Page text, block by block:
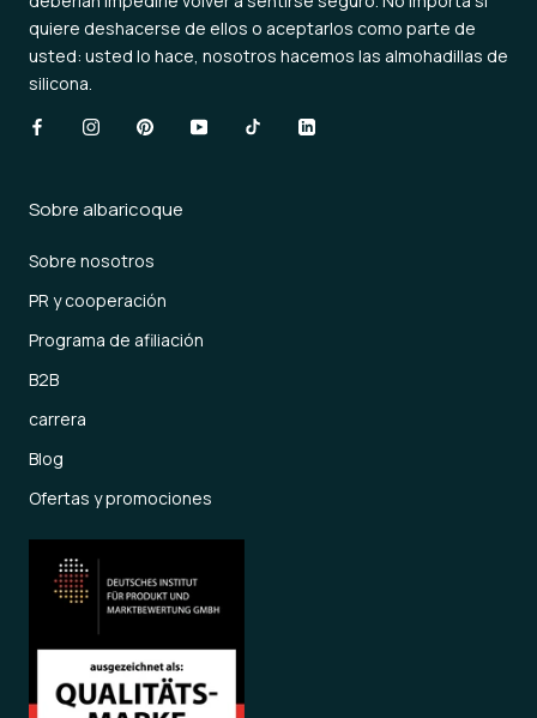
quiere deshacerse de ellos o aceptarlos como parte de
usted: usted lo hace, nosotros hacemos las almohadillas de
silicona.
Sobre albaricoque
Sobre nosotros
PR y cooperación
Programa de afiliación
B2B
carrera
Blog
Ofertas y promociones